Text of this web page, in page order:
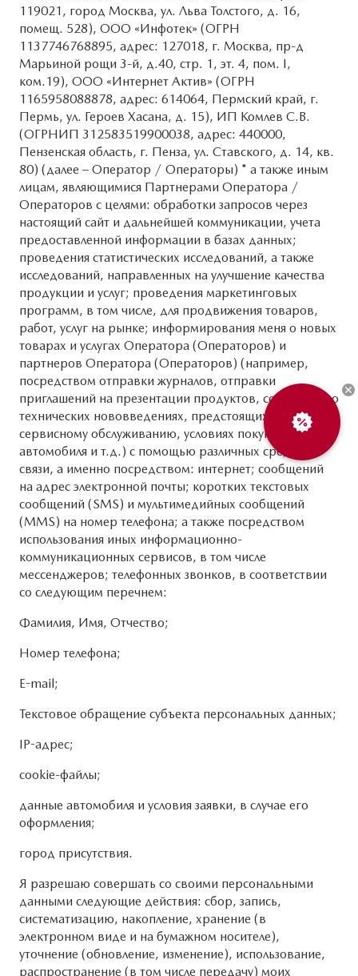
Руководства по эксплуатации
Cправочные руководства
Mazda Сервис Контракт
ПРЕДЛОЖЕНИЯ ПО СЕРВИСУ
КУЗОВНОЙ РЕМОНТ
КОНФИДЕНЦИАЛЬНОСТЬ
ПРАВОВАЯ ИНФОРМАЦИЯ
119021, город Москва, ул. Льва Толстого, д. 16,
помещ. 528), ООО «Инфотек» (ОГРН
1137746768895, адрес: 127018, г. Москва, пр-д
Марьиной рощи 3-й, д.40, стр. 1, эт. 4, пом. I,
ком.19), ООО «Интернет Актив» (ОГРН
1165958088878, адрес: 614064, Пермский край, г.
Пермь, ул. Героев Хасана, д. 15), ИП Комлев С.В.
(ОГРНИП 312583519900038, адрес: 440000,
Пензенская область, г. Пенза, ул. Ставского, д. 14, кв.
80) (далее – Оператор / Операторы) * а также иным
лицам, являющимися Партнерами Оператора /
Операторов с целями: обработки запросов через
настоящий сайт и дальнейшей коммуникации, учета
предоставленной информации в базах данных;
проведения статистических исследований, а также
исследований, направленных на улучшение качества
продукции и услуг; проведения маркетинговых
программ, в том числе, для продвижения товаров,
работ, услуг на рынке; информирования меня о новых
товарах и услугах Оператора (Операторов) и
партнеров Оператора (Операторов) (например,
посредством отправки журналов, отправки
приглашений на презентации продуктов, сообщений о
технических нововведениях, предстоящих работах по
сервисному обслуживанию, условиях покупки нового
автомобиля и т.д.) с помощью различных средств
связи, а именно посредством: интернет; сообщений
на адрес электронной почты; коротких текстовых
сообщений (SMS) и мультимедийных сообщений
(MMS) на номер телефона; а также посредством
использования иных информационно-
коммуникационных сервисов, в том числе
мессенджеров; телефонных звонков, в соответствии
со следующим перечнем:
Фамилия, Имя, Отчество;
Номер телефона;
E-mail;
Текстовое обращение субъекта персональных данных;
IP-адрес;
cookie-файлы;
данные автомобиля и условия заявки, в случае его
оформления;
город присутствия.
Я разрешаю совершать со своими персональными
данными следующие действия: сбор, запись,
систематизацию, накопление, хранение (в
электронном виде и на бумажном носителе),
уточнение (обновление, изменение), использование,
распространение (в том числе передачу) моих